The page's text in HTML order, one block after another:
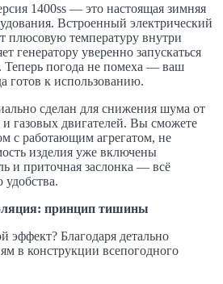
1400ss — это настоящая зимняя
Встроенный электрический
плюсовую температуру внутри
генератору уверенно запускаться
Теперь погода не помеха — ваш
готов к использованию.
сделан для снижения шума от
газовых двигателей. Вы сможете
с работающим агрегатом, не
изделия уже включены
и приточная заслонка — всё
удобства.
принцип тишины
эффект? Благодаря детально
в конструкции всепогодного